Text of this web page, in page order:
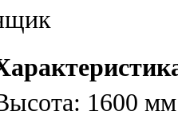
1600 мм